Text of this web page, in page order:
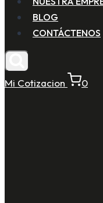
BLOG
CONTÁCTENOS
Mi Cotizacion 0